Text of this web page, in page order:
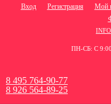
Вход Регистрация Мой
ПН-СБ: С
8 495 764-90-77
8 926 564-89-25